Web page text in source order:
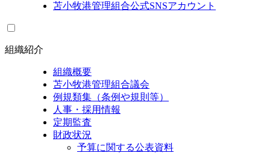
苫小牧港管理組合公式SNSアカウント
組織紹介
組織概要
苫小牧港管理組合議会
例規類集（条例や規則等）
人事・採用情報
定期監査
財政状況
予算に関する公表資料